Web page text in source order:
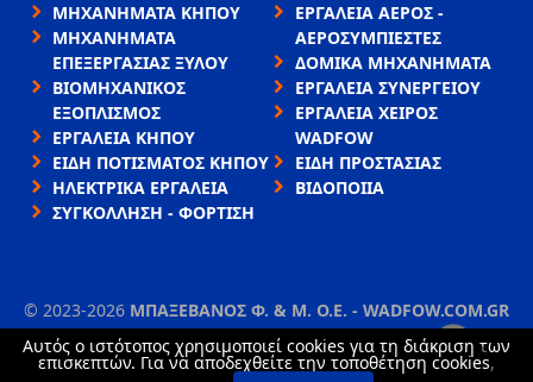
ΜΗΧΑΝΗΜΑΤΑ ΚΗΠΟΥ
ΜΗΧΑΝΗΜΑΤΑ
ΕΠΕΞΕΡΓΑΣΙΑΣ ΞΥΛΟΥ
ΒΙΟΜΗΧΑΝΙΚΟΣ
ΕΞΟΠΛΙΣΜΟΣ
ΕΡΓΑΛΕΙΑ ΚΗΠΟΥ
ΕΙΔΗ ΠΟΤΙΣΜΑΤΟΣ ΚΗΠΟΥ
ΗΛΕΚΤΡΙΚΑ ΕΡΓΑΛΕΙΑ
ΣΥΓΚΟΛΛΗΣΗ - ΦΟΡΤΙΣΗ
ΕΡΓΑΛΕΙΑ ΑΕΡΟΣ -
ΑΕΡΟΣΥΜΠΙΕΣΤΕΣ
ΔΟΜΙΚΑ ΜΗΧΑΝΗΜΑΤΑ
ΕΡΓΑΛΕΙΑ ΣΥΝΕΡΓΕΙΟΥ
ΕΡΓΑΛΕΙΑ ΧΕΙΡΟΣ
WADFOW
ΕΙΔΗ ΠΡΟΣΤΑΣΙΑΣ
ΒΙΔΟΠΟΙΙΑ
© 2023-2026 ΜΠΑΞΕΒΑΝΟΣ Φ. & Μ. Ο.Ε. - WADFOW.COM.GR
ΌΡΟΙ ΧΡΉΣΗΣ•ΠΟΛΙΤΙΚΉ ΑΠΟΡΡΉΤΟΥ•ΧΡΉΣΗ COOKIES
×
Αυτός ο ιστότοπος χρησιμοποιεί cookies για τη διάκριση των
επισκεπτών. Για να αποδεχθείτε την τοποθέτηση cookies,